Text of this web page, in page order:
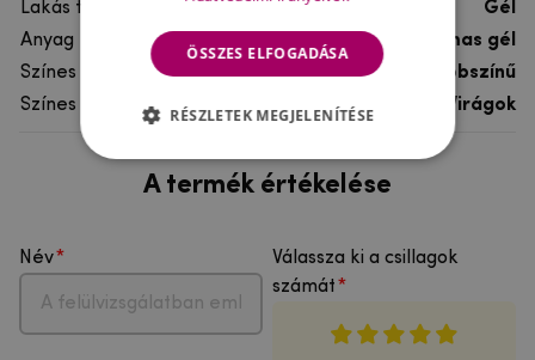
Lakás típusa
Gél
Anyag
rugalmas gél
Színes
többszínű
Színes motívum
Virágok
A termék értékelése
Név
Válassza ki a csillagok
számát
ÖSSZES ELFOGADÁSA
RÉSZLETEK MEGJELENÍTÉSE